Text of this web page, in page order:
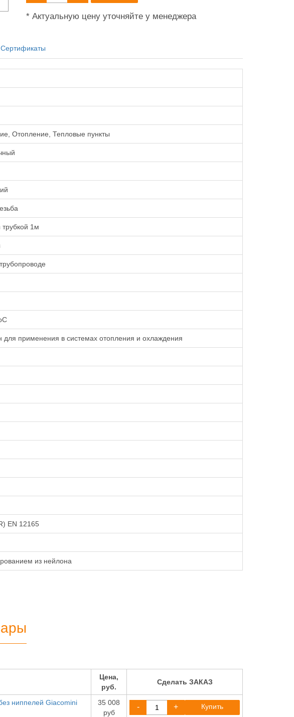
* Актуальную цену уточняйте у менеджера
Сертификаты
Отопление, Тепловые пункты
1м
для применения в системах отопления и охлаждения
EN 12165
из нейлона
Цена,
руб.
Сделать ЗАКАЗ
ниппелей Giacomini
35 008
руб
- + Купить